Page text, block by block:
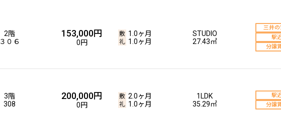
2階
３０６
153,000円
0円
1.0ヶ月
1.0ヶ月
STUDIO
27.43㎡
三井の
駅
分譲
3階
308
200,000円
0円
2.0ヶ月
1.0ヶ月
1LDK
35.29㎡
駅
分譲